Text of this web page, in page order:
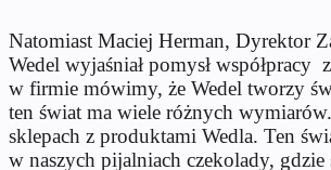
Natomiast Maciej Herman, Dyrektor
Wedel wyjaśniał pomysł współpracy
w firmie mówimy, że Wedel tworzy
ten świat ma wiele różnych
sklepach z produktami Wedla. Ten
w naszych pijalniach czekolady,